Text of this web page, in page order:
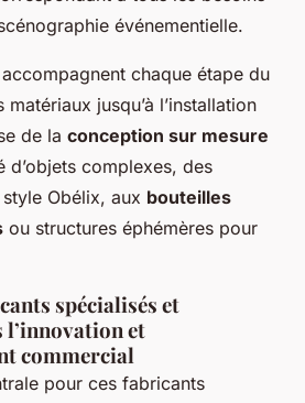
événementielle.
chaque étape du
jusqu’à l’installation
de la conception sur mesure
d’objets complexes, des
Obélix, aux bouteilles
ou structures éphémères pour
spécialisés et
et
commercial
pour ces fabricants